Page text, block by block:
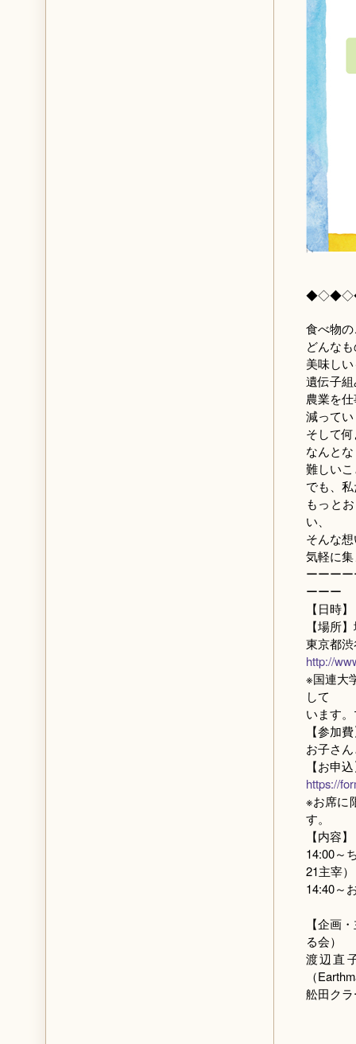
食べ物
どんな
美味し
遺伝子
農業を
減って
そして
なんと
難しい
でも、
もっと
い、
そんな
気軽に
ーーー
ーーー
【日時
【場所
東京都
http://
※国連大
して
います
【参加
お子さ
【お申
https://
※お席に
す。
【内容】
14:00～
21主宰）
14:40～
【企画
る会）
渡辺直
（
舩田ク